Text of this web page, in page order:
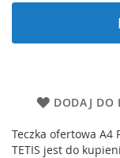
DODAJ DO
Teczka ofertowa A4
TETIS jest do